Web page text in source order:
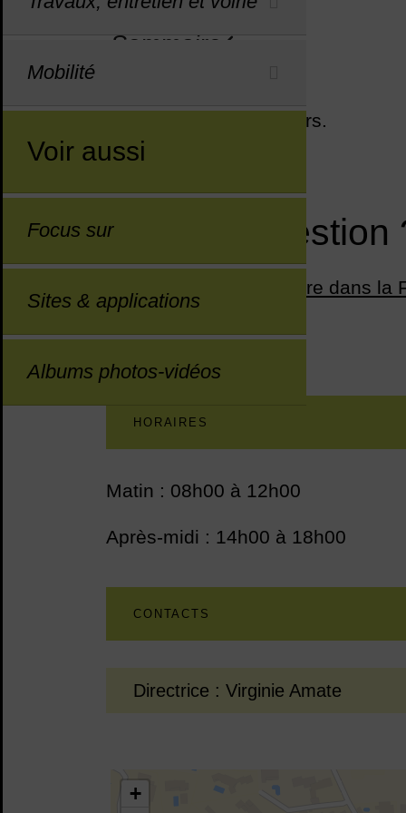
Mobilité
Voir aussi
Focus sur
Sites & applications
Albums photos-vidéos
Sommaire
Sommaire
Pas de travaux en cours.
J'ai une question
La réponse est peut-être dans la
Contenu de la
HORAIRES
Matin : 08h00 à 12h00
Après-midi : 14h00 à 18h00
CONTACTS
Directrice : Virginie Amate
43.691543,3.804218
+